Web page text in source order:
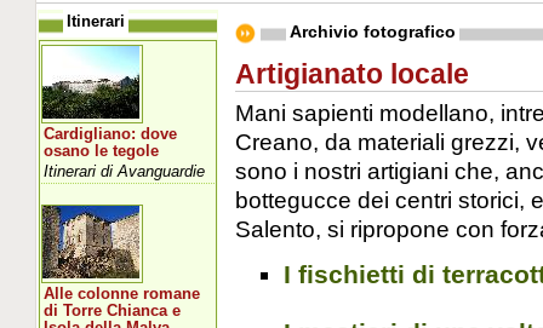
Archivio fotografico
Artigianato locale
Mani sapienti modellano,
Creano, da materiali grezzi,
sono i nostri artigiani che,
bottegucce dei centri storici,
Salento, si ripropone con
I fischietti di
Itinerari
Cardigliano: dove
osano le tegole
Itinerari di Avanguardie
Alle colonne romane
di Torre Chianca e